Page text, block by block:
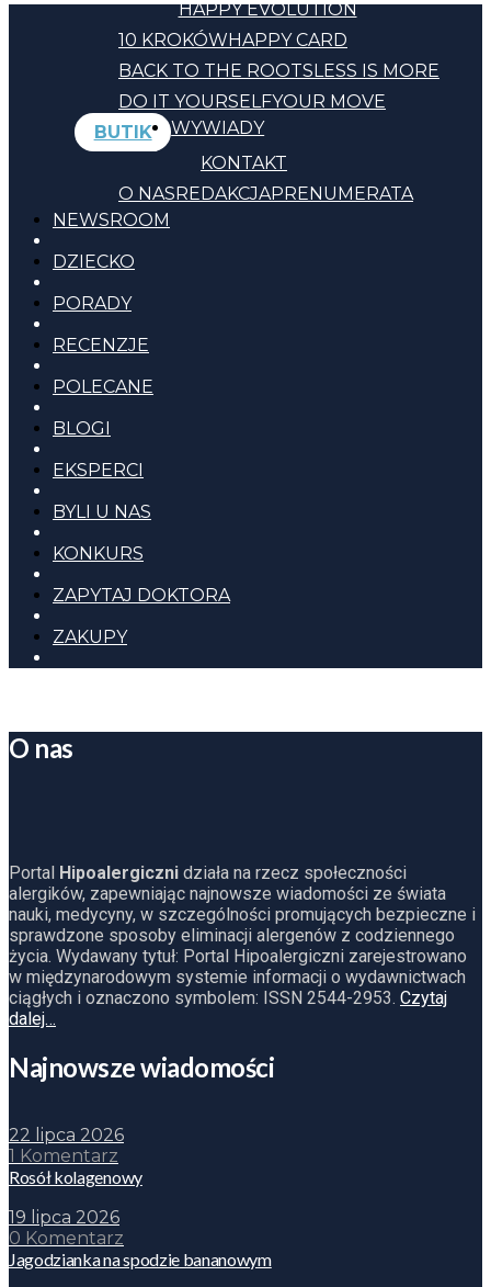
HAPPY EVOLUTION
10 KROKÓWHAPPY CARD
BACK TO THE ROOTSLESS IS MORE
DO IT YOURSELFYOUR MOVE
BUTIK
KONTAKT
O NASREDAKCJAPRENUMERATA
WYWIADY
NEWSROOM
DZIECKO
PORADY
RECENZJE
POLECANE
BLOGI
EKSPERCI
BYLI U NAS
KONKURS
ZAPYTAJ DOKTORA
ZAKUPY
O nas
Portal Hipoalergiczni działa na rzecz społeczności
alergików, zapewniając najnowsze wiadomości ze świata
nauki, medycyny, w szczególności promujących bezpieczne i
sprawdzone sposoby eliminacji alergenów z codziennego
życia. Wydawany tytuł: Portal Hipoalergiczni zarejestrowano
w międzynarodowym systemie informacji o wydawnictwach
ciągłych i oznaczono symbolem: ISSN 2544-2953. Czytaj
dalej…
Najnowsze wiadomości
22 lipca 2026
1 Komentarz
Rosół kolagenowy
19 lipca 2026
0 Komentarz
Jagodzianka na spodzie bananowym